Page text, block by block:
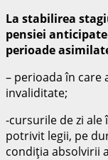
La stabilirea
pensiei
perioade
– perioada în care
invaliditate;
-cursurile de zi
potrivit legii, pe
condiţia absolvirii